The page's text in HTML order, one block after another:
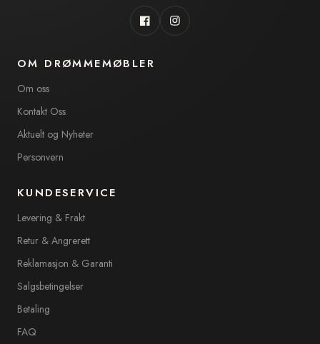
FacebookInstagram
OM DRØMMEMØBLER
Om oss
Kontakt Oss
Aktuelt og Nyheter
Personvern
KUNDESERVICE
Levering & Frakt
Retur & Angrerett
Reklamasjon & Garanti
Salgsbetingelser
Betaling
FAQ